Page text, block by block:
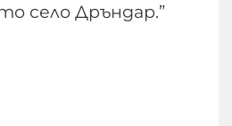
село Дръндар.”